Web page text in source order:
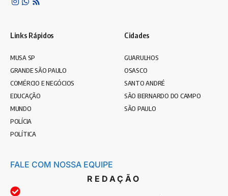
Links Rápidos
MUSA SP
GRANDE SÃO PAULO
COMÉRCIO E NEGÓCIOS
EDUCAÇÃO
MUNDO
POLÍCIA
POLÍTICA
Cidades
GUARULHOS
OSASCO
SANTO ANDRÉ
SÃO BERNARDO DO CAMPO
SÃO PAULO
FALE COM NOSSA EQUIPE
REDAÇÃO